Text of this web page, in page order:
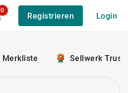
0
Registrieren Login
Merkliste Sellwerk